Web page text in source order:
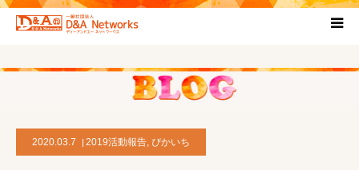
2020.03.7 2019活動報告, ぴかいち
HOME
プロジェクト概要